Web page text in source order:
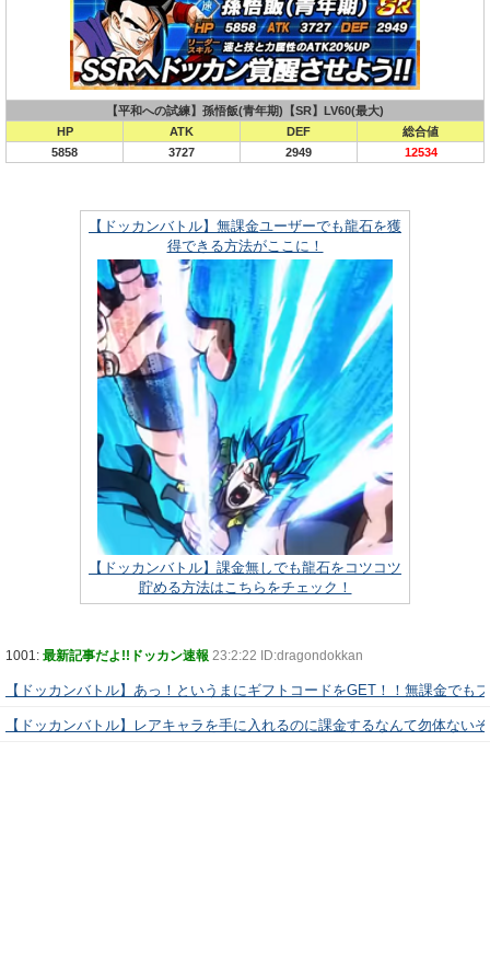
【平和への試練】孫悟飯(青年期)【SR】LV60(最大)
HP
ATK DEF
総合値
5858
3727 2949 12534
【ドッカンバトル】無課金ユーザーでも龍石を獲
得できる方法がここに！
【ドッカンバトル】課金無しでも龍石をコツコツ
貯める方法はこちらをチェック！
1001: 最新記事だよ!!ドッカン速報 23:2:22 ID:dragondokkan
【ドッカンバトル】あっ！というまにギフトコードをGET！！無課金でも
【ドッカンバトル】レアキャラを手に入れるのに課金するなんて勿体ない